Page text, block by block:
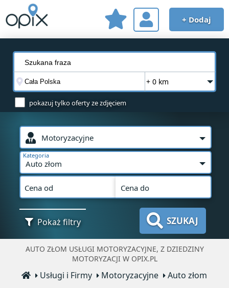
+ Dodaj
+ 0 km
pokazuj tylko oferty ze zdjęciem
Motoryzacyjne
Auto złom
Kategoria
Cena od Cena do
Pokaż filtry SZUKAJ
AUTO ZŁOM USŁUGI MOTORYZACYJNE, Z DZIEDZINY
MOTORYZACJI W OPIX.PL
Usługi i Firmy Motoryzacyjne Auto złom